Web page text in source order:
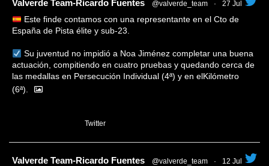
Valverde Team-Ricardo Fuentes @valverde_team · 27 Jul
Este finde contamos con una representante en el Cto de
España de Pista élite y sub-23.
Su juventud no impidió a Noa Jiménez completar una buena
actuación, compitiendo en cuatro pruebas y quedando cerca de
las medallas en Persecución Individual (4ª) y en elKilómetro
(6ª).
Twitter
Valverde Team-Ricardo Fuentes @valverde_team · 12 Jul